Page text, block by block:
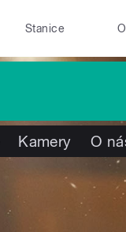
Stanice
Kamery O